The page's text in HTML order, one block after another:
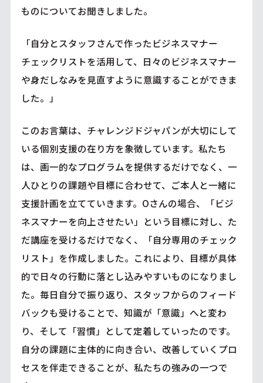
ものについてお聞きしました。
「自分とスタッフさんで作ったビジネスマナー
チェックリストを活用して、日々のビジネスマナー
や身だしなみを見直すように意識することができま
した。」
このお言葉は、チャレンジドジャパンが大切にして
いる個別支援の在り方を象徴しています。私たち
は、画一的なプログラムを提供するだけでなく、一
人ひとりの課題や目標に合わせて、ご本人と一緒に
支援計画を立てていきます。Oさんの場合、「ビジ
ネスマナーを向上させたい」という目標に対し、た
だ講座を受けるだけでなく、「自分専用のチェック
リスト」を作成しました。これにより、目標が具体
的で日々の行動に落とし込みやすいものになりまし
た。毎日自分で振り返り、スタッフからのフィード
バックも受けることで、知識が「意識」へと変わ
り、そして「習慣」として定着していったのです。
自分の課題に主体的に向き合い、改善していくプロ
セスを伴走できることが、私たちの強みの一つで